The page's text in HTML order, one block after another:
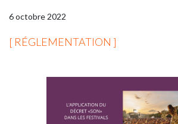
6octobre 2022
[ RÉGLEMENTATION ]